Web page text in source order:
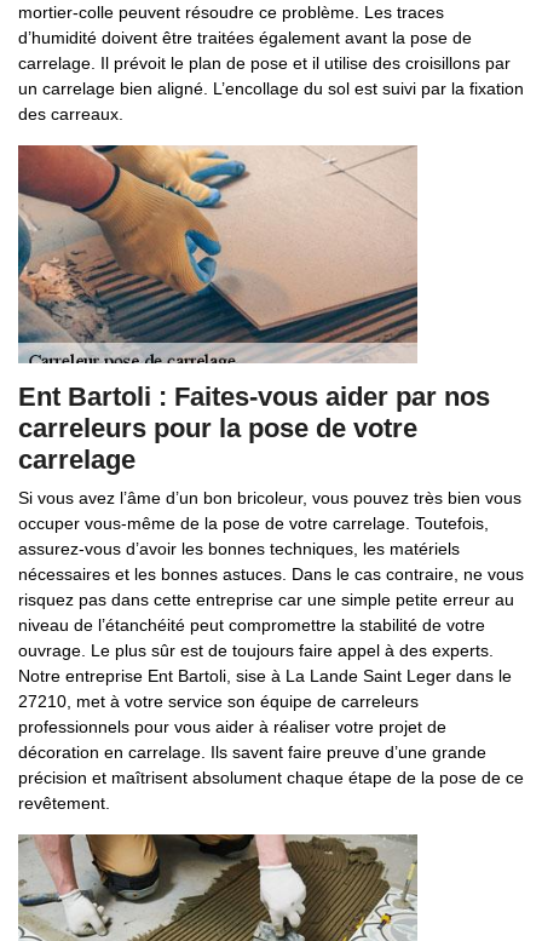
mortier-colle peuvent résoudre ce problème. Les traces
d’humidité doivent être traitées également avant la pose de
carrelage. Il prévoit le plan de pose et il utilise des croisillons par
un carrelage bien aligné. L’encollage du sol est suivi par la fixation
des carreaux.
Ent Bartoli : Faites-vous aider par nos
carreleurs pour la pose de votre
carrelage
Si vous avez l’âme d’un bon bricoleur, vous pouvez très bien vous
occuper vous-même de la pose de votre carrelage. Toutefois,
assurez-vous d’avoir les bonnes techniques, les matériels
nécessaires et les bonnes astuces. Dans le cas contraire, ne vous
risquez pas dans cette entreprise car une simple petite erreur au
niveau de l’étanchéité peut compromettre la stabilité de votre
ouvrage. Le plus sûr est de toujours faire appel à des experts.
Notre entreprise Ent Bartoli, sise à La Lande Saint Leger dans le
27210, met à votre service son équipe de carreleurs
professionnels pour vous aider à réaliser votre projet de
décoration en carrelage. Ils savent faire preuve d’une grande
précision et maîtrisent absolument chaque étape de la pose de ce
revêtement.